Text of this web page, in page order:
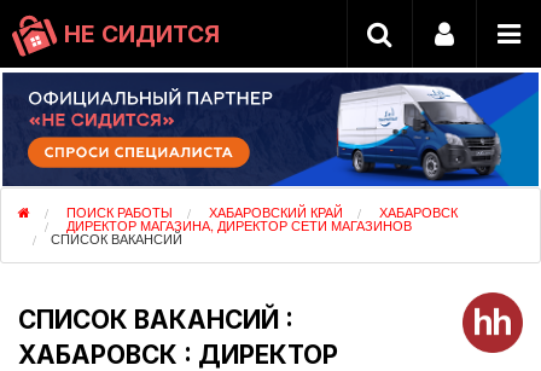
НЕ СИДИТСЯ
ПОИСК РАБОТЫ ХАБАРОВСКИЙ КРАЙ ХАБАРОВСК
ДИРЕКТОР МАГАЗИНА, ДИРЕКТОР СЕТИ МАГАЗИНОВ
СПИСОК ВАКАНСИЙ
СПИСОК ВАКАНСИЙ :
ХАБАРОВСК : ДИРЕКТОР